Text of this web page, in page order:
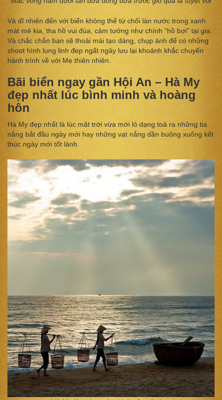
Và dĩ nhiên đến với biển không thể từ chối làn nước trong xanh
mát mẻ kia, tha hồ vui đùa, cảm tưởng như chính “hồ bơi” tại gia.
Và chắc chắn bạn sẽ thoải mái tạo dáng, chụp ảnh để có những
shoot hình lung linh đẹp ngất ngây lưu lại khoảnh khắc chuyến
hành trình về với Mẹ thiên nhiên.
Bãi biển ngay gần Hội An – Hà My
đẹp nhất lúc bình minh và hoàng
hôn
Hà My đẹp nhất là lúc mặt trời vừa mới ló dạng toả ra những tia
nắng bắt đầu ngày mới hay những vạt nắng dần buông xuống kết
thúc ngày mới tốt lành.